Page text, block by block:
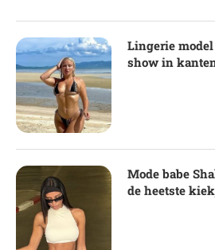
Lingerie
show in
Mode babe
de heetste